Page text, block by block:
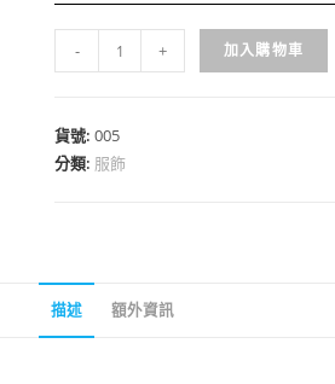
頸
帽
T
深
麻
灰)
- + 加入購物車
貨號: 005
分類: 服飾
描述 額外資訊